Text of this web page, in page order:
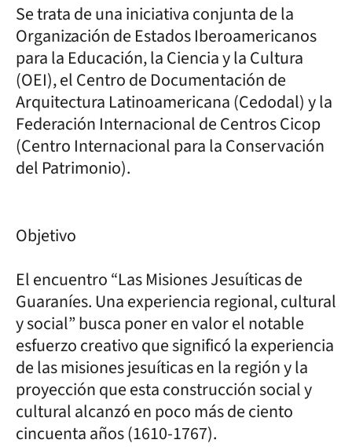
Se trata de una iniciativa conjunta de la
Organización de Estados Iberoamericanos
para la Educación, la Ciencia y la Cultura
(OEI), el Centro de Documentación de
Arquitectura Latinoamericana (Cedodal) y la
Federación Internacional de Centros Cicop
(Centro Internacional para la Conservación
del Patrimonio).
Objetivo
El encuentro “Las Misiones Jesuíticas de
Guaraníes. Una experiencia regional, cultural
y social” busca poner en valor el notable
esfuerzo creativo que significó la experiencia
de las misiones jesuíticas en la región y la
proyección que esta construcción social y
cultural alcanzó en poco más de ciento
cincuenta años (1610-1767).